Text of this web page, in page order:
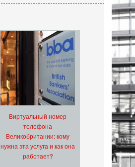
Виртуальный номер
телефона
Великобритании: кому
нужна эта услуга и как она
работает?